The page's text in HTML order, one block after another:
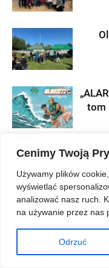
Cenimy Twoją
Używamy plików
wyświetlać
analizować nasz ruch.
na używanie przez nas
Odrzuć
tom
ZOSTAW ODPOWIEDŹ